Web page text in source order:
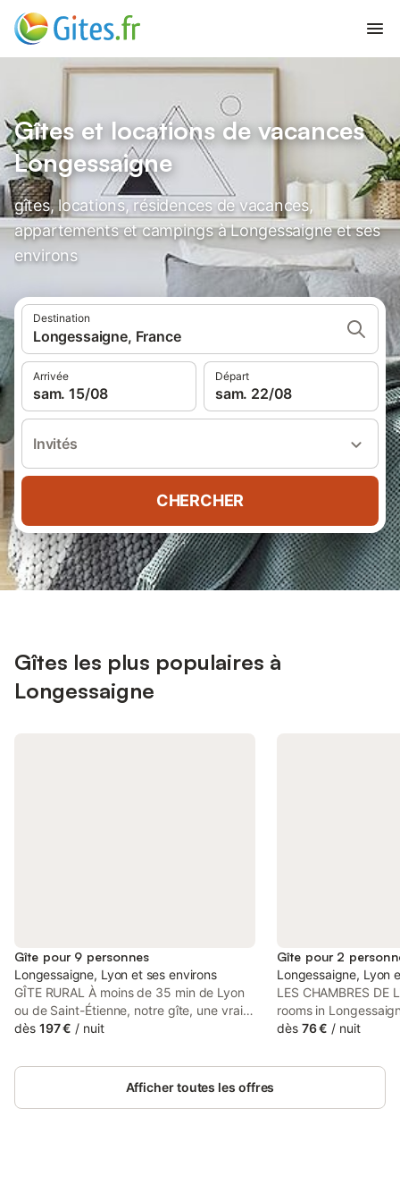
Gîtes et locations de vacances
Longessaigne
gîtes, locations, résidences de vacances,
appartements et campings à Longessaigne et ses
environs
Destination
Longessaigne, France
Arrivée
sam. 15/08
Départ
sam. 22/08
Invités
CHERCHER
Gîtes les plus populaires à
Longessaigne
Gîte pour 9 personnes
Longessaigne, Lyon et ses environs
GÎTE RURAL À moins de 35 min de Lyon
ou de Saint-Étienne, notre gîte, une vraie
demeure de charme vous accueillera en
ends, vos moyens ou longs séjours dans
un cadre verdoyant et calme sous
dès 197 € / nuit
Gîte pour 2
Longessaigne, Lyon
LES CHAMBRES DE
rooms in
housekeeping
house also provides
dès 76 € / nuit
Afficher toutes les offres